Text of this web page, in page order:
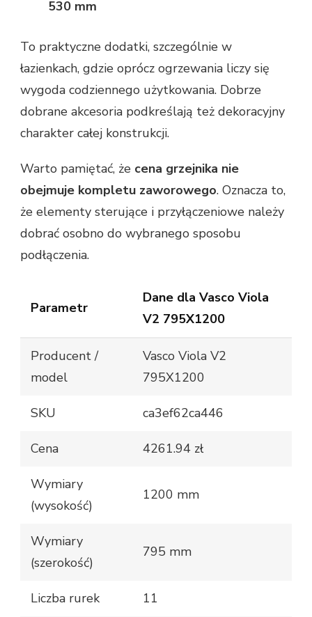
530 mm
To praktyczne dodatki, szczególnie w
łazienkach, gdzie oprócz ogrzewania liczy się
wygoda codziennego użytkowania. Dobrze
dobrane akcesoria podkreślają też dekoracyjny
charakter całej konstrukcji.
Warto pamiętać, że cena grzejnika nie
obejmuje kompletu zaworowego. Oznacza to,
że elementy sterujące i przyłączeniowe należy
dobrać osobno do wybranego sposobu
podłączenia.
Parametr
Dane dla Vasco Viola
V2 795X1200
Producent /
model
Vasco Viola V2
795X1200
SKU ca3ef62ca446
Cena 4261.94 zł
Wymiary
(wysokość)
1200 mm
Wymiary
(szerokość)
795 mm
Liczba rurek 11